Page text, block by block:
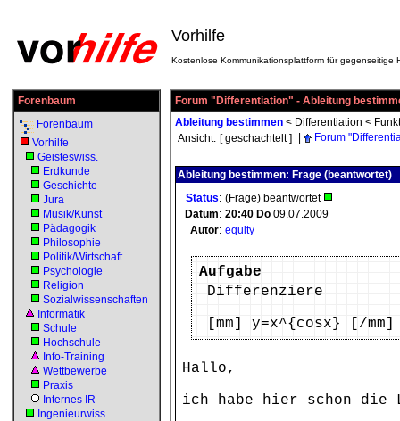
Vorhilfe
Kostenlose Kommunikationsplattform für gegenseitige
Forenbaum
Forenbaum
Vorhilfe
Geisteswiss.
Erdkunde
Geschichte
Jura
Musik/Kunst
Pädagogik
Philosophie
Politik/Wirtschaft
Psychologie
Religion
Sozialwissenschaften
Informatik
Schule
Hochschule
Info-Training
Wettbewerbe
Praxis
Internes IR
Ingenieurwiss.
Forum "Differentiation" - Ableitung
Ableitung bestimmen < Differentiation <
Ansicht: [ geschachtelt ] Forum
Ableitung bestimmen: Frage (beantwortet)
Status: (Frage) beantwortet
Datum: 20:40 Do 09.07.2009
Autor: equity
Aufgabe
Differenziere
[mm] y=x^{cosx} [/mm]
Hallo,
ich habe hier schon die